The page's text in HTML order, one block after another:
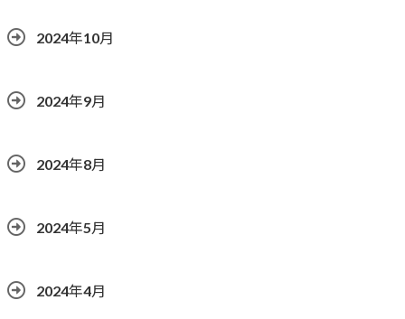
2024年10月
2024年9月
2024年8月
2024年5月
2024年4月